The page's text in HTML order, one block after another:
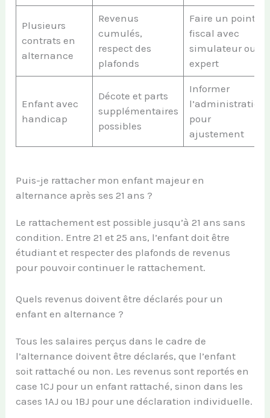
Plusieurs
contrats en
alternance
Revenus
cumulés,
respect des
plafonds
Faire un point
fiscal avec
simulateur ou
expert
Enfant avec
handicap
Décote et parts
supplémentaires
possibles
Informer
l’administration
pour
ajustement
Puis-je rattacher mon enfant majeur en
alternance après ses 21 ans ?
Le rattachement est possible jusqu’à 21 ans sans
condition. Entre 21 et 25 ans, l’enfant doit être
étudiant et respecter des plafonds de revenus
pour pouvoir continuer le rattachement.
Quels revenus doivent être déclarés pour un
enfant en alternance ?
Tous les salaires perçus dans le cadre de
l’alternance doivent être déclarés, que l’enfant
soit rattaché ou non. Les revenus sont reportés en
case 1CJ pour un enfant rattaché, sinon dans les
cases 1AJ ou 1BJ pour une déclaration individuelle.